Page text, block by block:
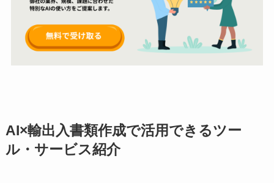
AI×輸出入書類作成で活用できるツー
ル・サービス紹介